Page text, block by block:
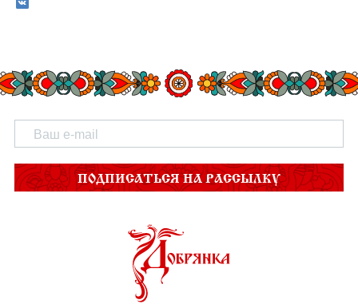
ПОДПИСАТЬСЯ НА РАССЫЛКУ